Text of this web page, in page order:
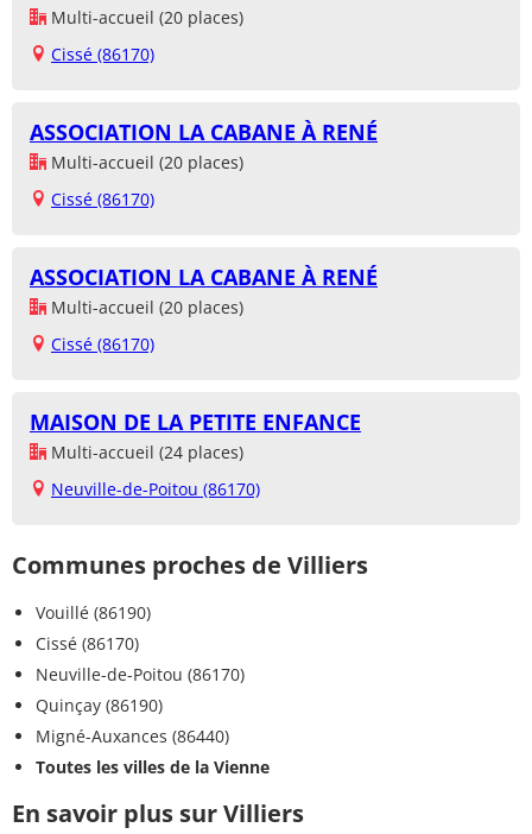
Multi-accueil (20 places)
Cissé (86170)
ASSOCIATION LA CABANE À RENÉ
Multi-accueil (20 places)
Cissé (86170)
ASSOCIATION LA CABANE À RENÉ
Multi-accueil (20 places)
Cissé (86170)
MAISON DE LA PETITE ENFANCE
Multi-accueil (24 places)
Neuville-de-Poitou (86170)
Communes proches de Villiers
Vouillé (86190)
Cissé (86170)
Neuville-de-Poitou (86170)
Quinçay (86190)
Migné-Auxances (86440)
Toutes les villes de la Vienne
En savoir plus sur Villiers